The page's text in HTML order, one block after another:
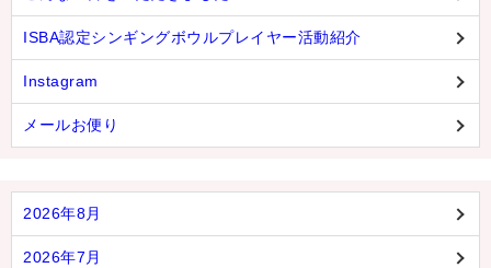
ISBA認定シンギングボウルプレイヤー活動紹介
Instagram
メールお便り
2026年8月
2026年7月